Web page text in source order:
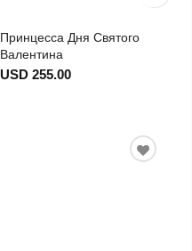
Принцесса Дня Святого
Валентина
USD 255.00